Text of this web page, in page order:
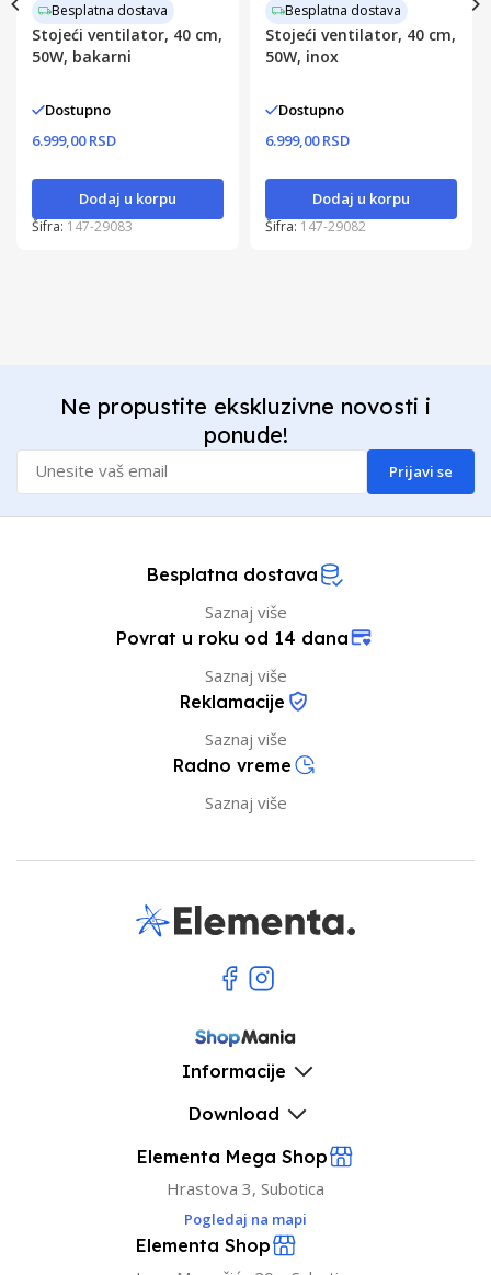
Besplatna dostava
Stojeći ventilator, 40 cm,
50W, bakarni
Dostupno
6.999,00 RSD
Dodaj u korpu
Šifra: 147-29083
Besplatna dostava
Stojeći ventilator, 40 cm,
50W, inox
Dostupno
6.999,00 RSD
Dodaj u korpu
Šifra: 147-29082
Ne propustite ekskluzivne novosti i
ponude!
Prijavi se
Besplatna dostava
Saznaj više
Povrat u roku od 14 dana
Saznaj više
Reklamacije
Saznaj više
Radno vreme
Saznaj više
Informacije
Download
Elementa Mega Shop
Hrastova 3, Subotica
Pogledaj na mapi
Elementa Shop